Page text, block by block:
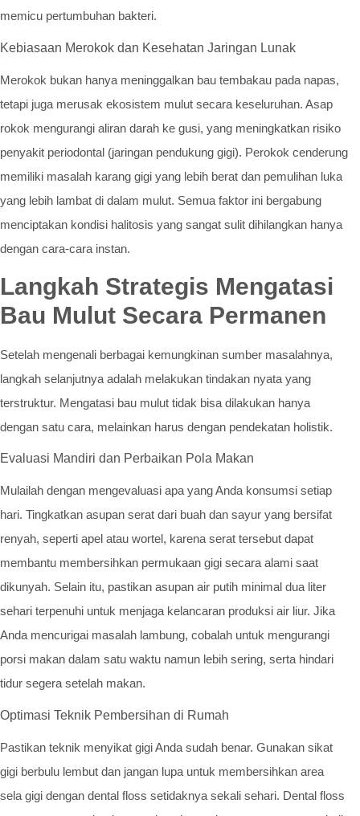
memicu pertumbuhan bakteri.
Kebiasaan Merokok dan Kesehatan Jaringan Lunak
Merokok bukan hanya meninggalkan bau tembakau pada napas,
tetapi juga merusak ekosistem mulut secara keseluruhan. Asap
rokok mengurangi aliran darah ke gusi, yang meningkatkan risiko
penyakit periodontal (jaringan pendukung gigi). Perokok cenderung
memiliki masalah karang gigi yang lebih berat dan pemulihan luka
yang lebih lambat di dalam mulut. Semua faktor ini bergabung
menciptakan kondisi halitosis yang sangat sulit dihilangkan hanya
dengan cara-cara instan.
Langkah Strategis Mengatasi
Bau Mulut Secara Permanen
Setelah mengenali berbagai kemungkinan sumber masalahnya,
langkah selanjutnya adalah melakukan tindakan nyata yang
terstruktur. Mengatasi bau mulut tidak bisa dilakukan hanya
dengan satu cara, melainkan harus dengan pendekatan holistik.
Evaluasi Mandiri dan Perbaikan Pola Makan
Mulailah dengan mengevaluasi apa yang Anda konsumsi setiap
hari. Tingkatkan asupan serat dari buah dan sayur yang bersifat
renyah, seperti apel atau wortel, karena serat tersebut dapat
membantu membersihkan permukaan gigi secara alami saat
dikunyah. Selain itu, pastikan asupan air putih minimal dua liter
sehari terpenuhi untuk menjaga kelancaran produksi air liur. Jika
Anda mencurigai masalah lambung, cobalah untuk mengurangi
porsi makan dalam satu waktu namun lebih sering, serta hindari
tidur segera setelah makan.
Optimasi Teknik Pembersihan di Rumah
Pastikan teknik menyikat gigi Anda sudah benar. Gunakan sikat
gigi berbulu lembut dan jangan lupa untuk membersihkan area
sela gigi dengan dental floss setidaknya sekali sehari. Dental floss